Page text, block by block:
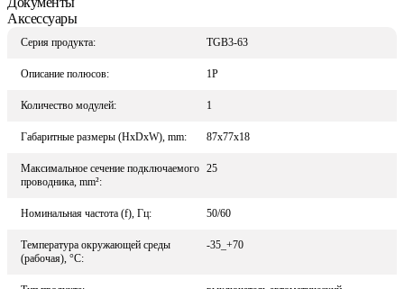
Аксессуары
Серия продукта: TGB3-63
Описание полюсов: 1P
Количество модулей: 1
Габаритные размеры (HxDxW), mm: 87x77x18
Максимальное сечение подключаемого
проводника, mm²:
25
Номинальная частота (f), Гц: 50/60
Температура окружающей среды
(рабочая), °С:
-35_+70